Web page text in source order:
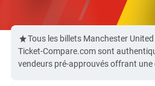
Tous les billets Manchester
Ticket-Compare.com sont
vendeurs pré-approuvés offrant une